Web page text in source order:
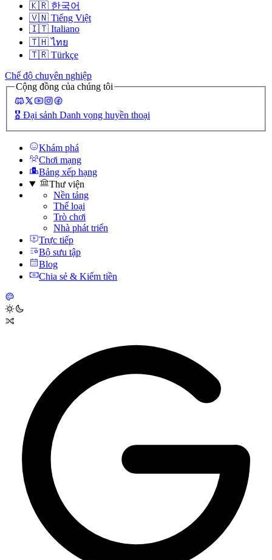
🇰🇷 한국어
🇻🇳 Tiếng Việt
🇮🇹 Italiano
🇹🇭 ไทย
🇹🇷 Türkçe
Chế độ chuyên nghiệp
Cộng đồng của chúng tôi
🎖️ Đại sảnh Danh vọng huyền thoại
Khám phá
Chơi mạng
Bảng xếp hạng
Thư viện
Nền tảng
Thể loại
Trò chơi
Nhà phát triển
Trực tiếp
Bộ sưu tập
Blog
Chia sẻ & Kiếm tiền